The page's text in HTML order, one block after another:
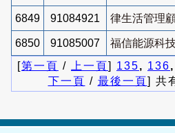
6849 91084921 律生活管理
6850 91085007
福信能源科
[第一頁 / 上一頁] 135, 136
下一頁 / 最後一頁] 共